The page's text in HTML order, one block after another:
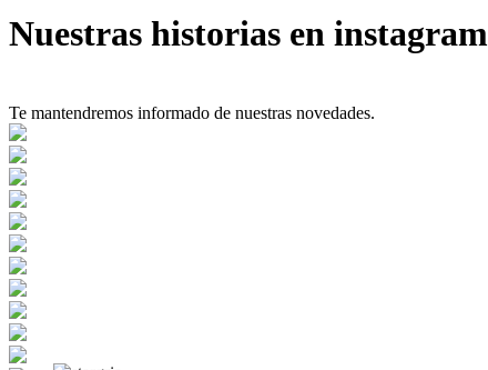
Nuestras historias en instagram
Te mantendremos informado de nuestras novedades.